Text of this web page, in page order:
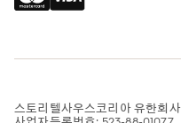
스토리텔사우스코리아 유한회사